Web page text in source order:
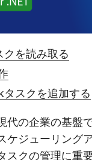
を読み取る
スクを追加する
代の企業の基盤
ケジューリング
スクの管理に重